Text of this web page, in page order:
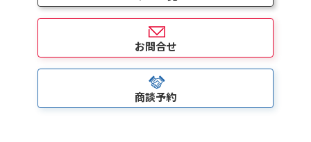
お問合せ
商談予約